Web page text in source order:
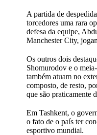
A partida de
torcedores uma rara
defesa da equipe,
Manchester City,
Os outros dois
Shomurodov e o
também atuam no
composto, de resto,
que são praticamente
Em Tashkent, o
o fato de o país ter
esportivo mundial.